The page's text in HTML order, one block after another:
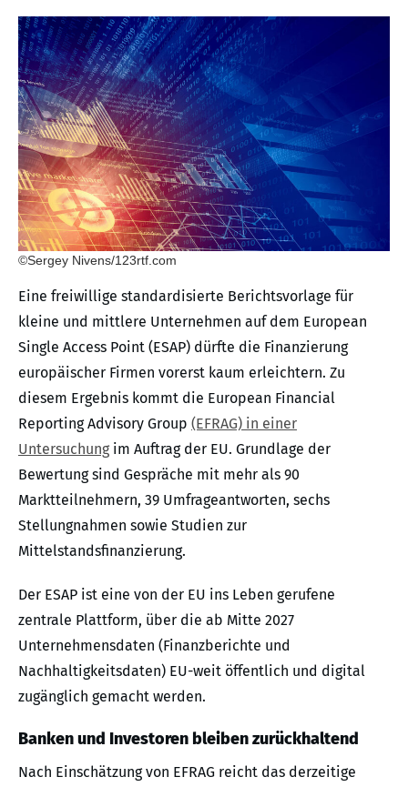
©Sergey Nivens/123rtf.com
Eine freiwillige standardisierte Berichtsvorlage für
kleine und mittlere Unternehmen auf dem European
Single Access Point (ESAP) dürfte die Finanzierung
europäischer Firmen vorerst kaum erleichtern. Zu
diesem Ergebnis kommt die European Financial
Reporting Advisory Group (EFRAG) in einer
Untersuchungim Auftrag der EU. Grundlage der
Bewertung sind Gespräche mit mehr als 90
Marktteilnehmern, 39 Umfrageantworten, sechs
Stellungnahmen sowie Studien zur
Mittelstandsfinanzierung.
Der ESAP ist eine von der EU ins Leben gerufene
zentrale Plattform, über die ab Mitte 2027
Unternehmensdaten (Finanzberichte und
Nachhaltigkeitsdaten) EU-weit öffentlich und digital
zugänglich gemacht werden.
Banken und Investoren bleiben zurückhaltend
Nach Einschätzung von EFRAG reicht das derzeitige